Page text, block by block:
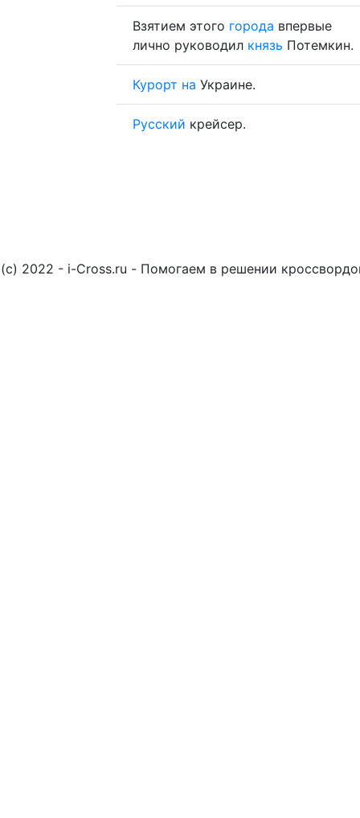
Взятием этого города впервые
лично руководил князь Потемкин.
Курорт на Украине.
Русский крейсер.
(c) 2022 - i-Cross.ru - Помогаем в решении